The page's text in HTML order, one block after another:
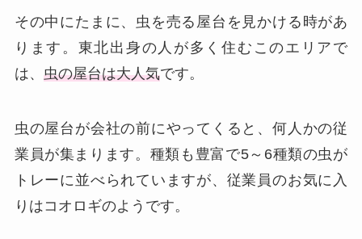
その中にたまに、虫を売る屋台を見かける時があ
ります。東北出身の人が多く住むこのエリアで
は、 虫の屋台は大人気です。
虫の屋台が会社の前にやってくると、何人かの従
業員が集まります。種類も豊富で5～6種類の虫が
トレーに並べられていますが、従業員のお気に入
りはコオロギのようです。